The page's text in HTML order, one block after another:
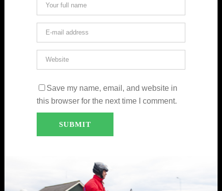
Save my name, email, and website in
this browser for the next time I comment.